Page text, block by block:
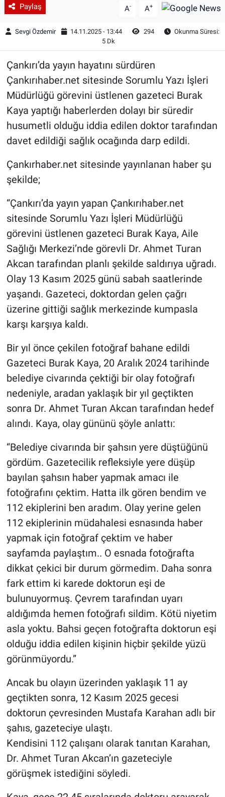
Paylaş A- A+
Sevgi Özdemir 14.11.2025 - 13:44 294
Okunma Süresi:
5 Dk
Çankırı’da yayın hayatını sürdüren
Çankırıhaber.net sitesinde Sorumlu Yazı İşleri
Müdürlüğü görevini üstlenen gazeteci Burak
Kaya yaptığı haberlerden dolayı bir süredir
husumetli olduğu iddia edilen doktor tarafından
davet edildiği sağlık ocağında darp edildi.
Çankırhaber.net sitesinde yayınlanan haber şu
şekilde;
“Çankırı’da yayın yapan Çankırıhaber.net
sitesinde Sorumlu Yazı İşleri Müdürlüğü
görevini üstlenen gazeteci Burak Kaya, Aile
Sağlığı Merkezi’nde görevli Dr. Ahmet Turan
Akcan tarafından planlı şekilde saldırıya uğradı.
Olay 13 Kasım 2025 günü sabah saatlerinde
yaşandı. Gazeteci, doktordan gelen çağrı
üzerine gittiği sağlık merkezinde kumpasla
karşı karşıya kaldı.
Bir yıl önce çekilen fotoğraf bahane edildi
Gazeteci Burak Kaya, 20 Aralık 2024 tarihinde
belediye civarında çektiği bir olay fotoğrafı
nedeniyle, aradan yaklaşık bir yıl geçtikten
sonra Dr. Ahmet Turan Akcan tarafından hedef
alındı. Kaya, olay gününü şöyle anlattı:
“Belediye civarında bir şahsın yere düştüğünü
gördüm. Gazetecilik refleksiyle yere düşüp
bayılan şahsın haber yapmak amacı ile
fotoğrafını çektim. Hatta ilk gören bendim ve
112 ekiplerini ben aradım. Olay yerine gelen
112 ekiplerinin müdahalesi esnasında haber
yapmak için fotoğraf çektim ve haber
sayfamda paylaştım.. O esnada fotoğrafta
dikkat çekici bir durum görmedim. Daha sonra
fark ettim ki karede doktorun eşi de
bulunuyormuş. Çevrem tarafından uyarı
aldığımda hemen fotoğrafı sildim. Kötü niyetim
asla yoktu. Bahsi geçen fotoğrafta doktorun eşi
olduğu iddia edilen kişinin hiçbir şekilde yüzü
görünmüyordu.”
Ancak bu olayın üzerinden yaklaşık 11 ay
geçtikten sonra, 12 Kasım 2025 gecesi
doktorun çevresinden Mustafa Karahan adlı bir
şahıs, gazeteciye ulaştı.
Kendisini 112 çalışanı olarak tanıtan Karahan,
Dr. Ahmet Turan Akcan’ın gazeteciyle
görüşmek istediğini söyledi.